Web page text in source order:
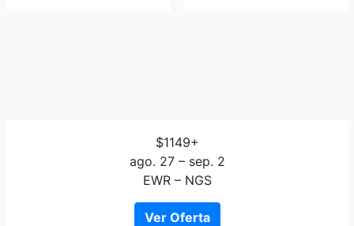
$1149+
ago. 27 – sep. 2
EWR – NGS
Ver Oferta